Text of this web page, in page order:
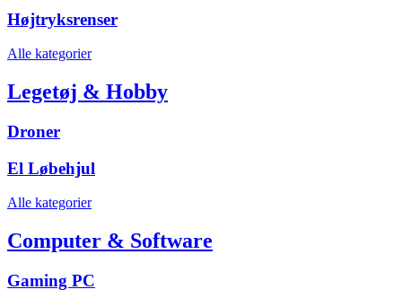
Højtryksrenser
Alle kategorier
Legetøj & Hobby
Droner
El Løbehjul
Alle kategorier
Computer & Software
Gaming PC